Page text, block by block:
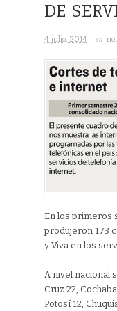
DE
4 julio, 2014 · en
En los primeros
produjeron 173
y Viva en los
A nivel nacional
Cruz 22,
Potosí 12,